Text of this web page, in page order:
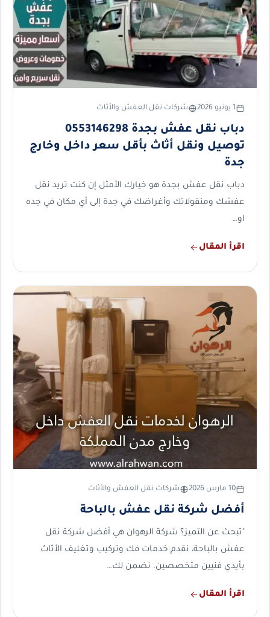
1 يونيو 2026 شركات نقل العفش والأثاث
دباب نقل عفش بجدة 0553146298
توصيل ونقل أثاث بأقل سعر داخل وخارج
جدة
دباب نقل عفش بجدة هو خيارك الأمثل إن كنت تريد نقل
عفشك ومنقولاتك وأغراضك في جدة إلى أي مكان في جده
او…
اقرأ المقال
10 مارس 2026 شركات نقل العفش والأثاث
أفضل شركة نقل عفش بالباحة
"تبحث عن التميز؟ شركة الرهوان هي أفضل شركة نقل
عفش بالباحة، نقدم خدمات فك وتركيب وتغليف الأثاث
بأيدي فنيين متخصصين. نضمن لك…
اقرأ المقال